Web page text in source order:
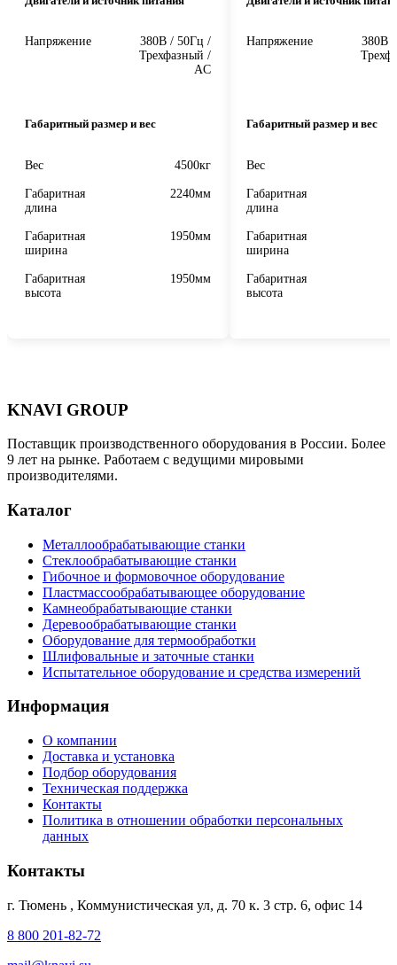
Напряжение
380В / 50Гц /
Трехфазный /
AC
Габаритный размер и вес
Вес 4500кг
Габаритная
длина
2240мм
Габаритная
ширина
1950мм
Габаритная
высота
1950мм
Напряжение
380В
Габаритный размер и вес
Вес
Габаритная
длина
Габаритная
ширина
Габаритная
высота
KNAVI GROUP
Поставщик производственного оборудования в России. Более
9 лет на рынке. Работаем с ведущими мировыми
производителями.
Каталог
Металлообрабатывающие станки
Стеклообрабатывающие станки
Гибочное и формовочное оборудование
Пластмассообрабатывающее оборудование
Камнеобрабатывающие станки
Деревообрабатывающие станки
Оборудование для термообработки
Шлифовальные и заточные станки
Испытательное оборудование и средства измерений
Информация
О компании
Доставка и установка
Подбор оборудования
Техническая поддержка
Контакты
Политика в отношении обработки персональных
данных
Контакты
г. Тюмень , Коммунистическая ул, д. 70 к. 3 стр. 6, офис 14
8 800 201-82-72